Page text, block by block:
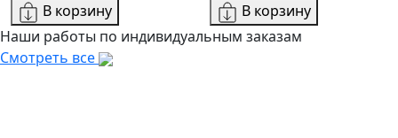
В корзину
В корзину
Наши работы по индивидуальным заказам
Смотреть все